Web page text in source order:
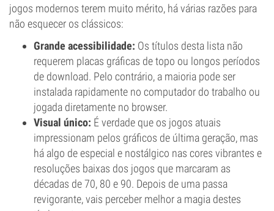
jogos modernos terem muito mérito, há várias razões para
não esquecer os clássicos:
Grande acessibilidade: Os títulos desta lista não
requerem placas gráficas de topo ou longos períodos
de download. Pelo contrário, a maioria pode ser
instalada rapidamente no computador do trabalho ou
jogada diretamente no browser.
Visual único: É verdade que os jogos atuais
impressionam pelos gráficos de última geração, mas
há algo de especial e nostálgico nas cores vibrantes e
resoluções baixas dos jogos que marcaram as
décadas de 70, 80 e 90. Depois de uma passa
revigorante, vais perceber melhor a magia destes